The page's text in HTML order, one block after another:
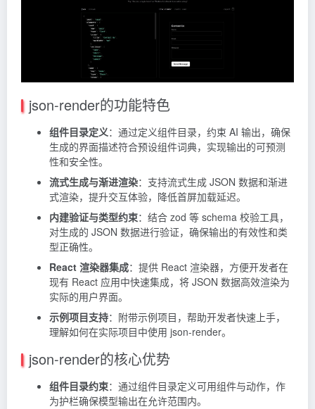
json-render的功能特色
组件目录定义：通过定义组件目录，约束 AI 输出，确保
生成的界面描述符合预设组件词典，实现输出的可预测
性和安全性。
流式生成与渐进渲染：支持流式生成 JSON 数据和渐进
式渲染，提升交互体验，降低首屏加载延迟。
内建验证与类型约束：结合 zod 等 schema 校验工具，
对生成的 JSON 数据进行验证，确保输出的有效性和类
型正确性。
React 渲染器集成：提供 React 渲染器，方便开发者在
现有 React 应用中快速集成，将 JSON 数据高效渲染为
实际的用户界面。
示例项目支持：附带示例项目，帮助开发者快速上手，
理解如何在实际项目中使用 json-render。
json-render的核心优势
组件目录约束：通过组件目录定义可用组件与动作，作
为护栏确保模型输出在允许范围内。